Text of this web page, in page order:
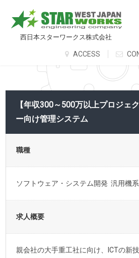
西日本スターワークス株式会社
ACCESS
【年収300～500万以上プロジェ
ー向け管理システム
職種
ソフトウェア・システム開発 汎用機系
求人概要
親会社の大手重工社に向け、ICTの新